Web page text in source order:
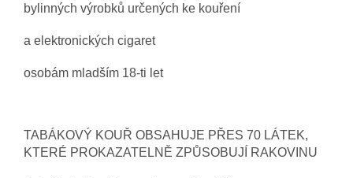
bylinných výrobků určených ke kouření
a elektronických cigaret
osobám mladším 18-ti let
TABÁKOVÝ KOUŘ OBSAHUJE PŘES 70 LÁTEK,
KTERÉ PROKAZATELNĚ ZPŮSOBUJÍ RAKOVINU